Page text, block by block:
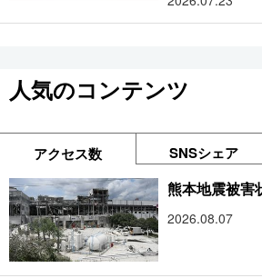
人気のコンテンツ
アクセス数 SNSシェア
熊本地震被害
2026.08.07